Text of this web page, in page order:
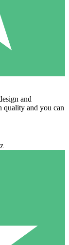
and
quality and you can